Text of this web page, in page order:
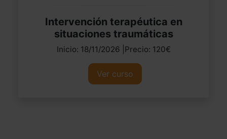
Intervención terapéutica en
situaciones traumáticas
Inicio: 18/11/2026 |Precio: 120€
Ver curso